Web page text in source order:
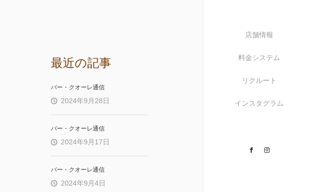
店舗情報
料金システム
リクルート
インスタグラム
Facebook
最近の記事
バー・クオーレ通信
2024年9月28日
バー・クオーレ通信
2024年9月17日
バー・クオーレ通信
2024年9月4日